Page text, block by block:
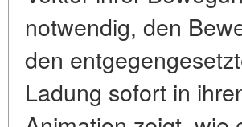
notwendig, den
den
Ladung sofort in